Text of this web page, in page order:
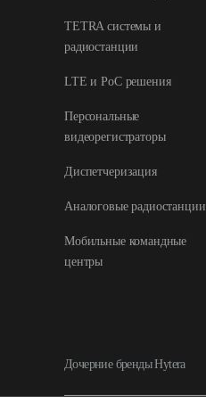
TETRA системы и
радиостанции
LTE и РоС решения
Персональные
видеорегистраторы
Диспетчеризация
Аналоговые радиостанции
Мобильные командные
центры
Дочерние бренды Hytera